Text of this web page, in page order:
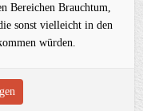
Bereichen Brauchtum,
sonst vielleicht in den
würden.